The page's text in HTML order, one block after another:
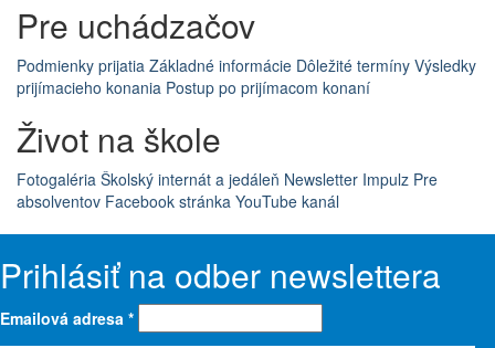
Pre uchádzačov
Podmienky prijatia Základné informácie Dôležité termíny Výsledky
prijímacieho konania Postup po prijímacom konaní
Život na škole
Fotogaléria Školský internát a jedáleň Newsletter Impulz Pre
absolventov Facebook stránka YouTube kanál
Prihlásiť na odber newslettera
Emailová adresa *